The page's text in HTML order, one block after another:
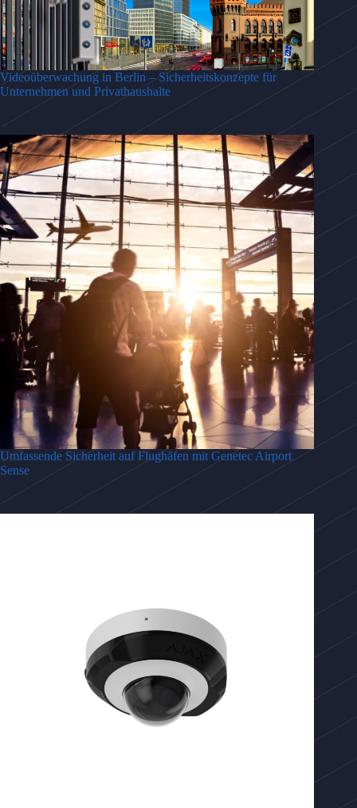
Videoüberwachung in Berlin – Sicherheitskonzepte für
Unternehmen und Privathaushalte
Umfassende Sicherheit auf Flughäfen mit Genetec Airport
Sense